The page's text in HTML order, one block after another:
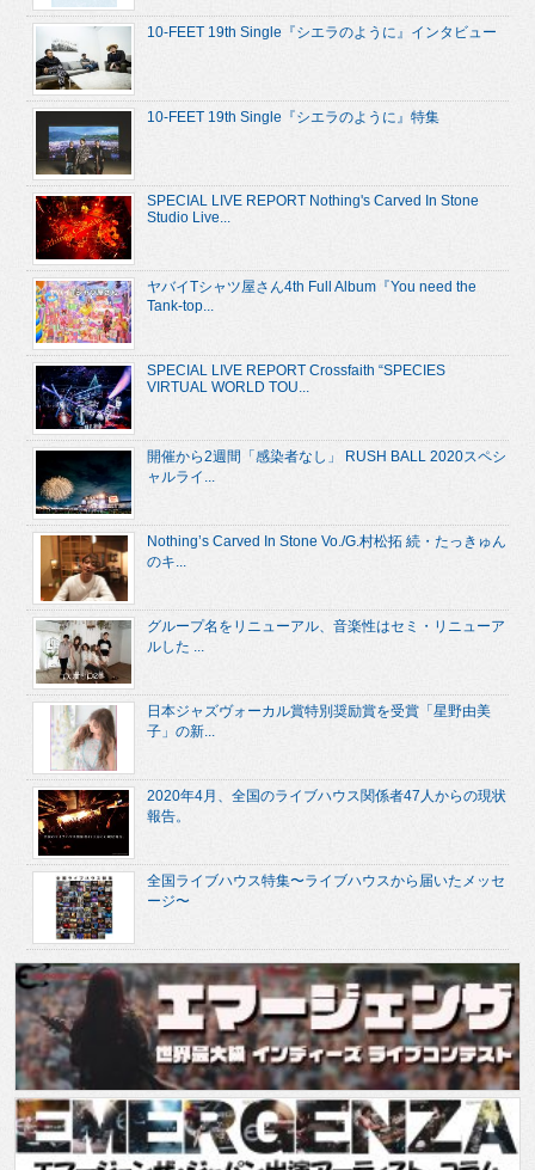
10-FEET 19th Single『シエラのように』インタビュー
10-FEET 19th Single『シエラのように』特集
SPECIAL LIVE REPORT Nothing's Carved In Stone
Studio Live...
ヤバイTシャツ屋さん4th Full Album『You need the
Tank-top...
SPECIAL LIVE REPORT Crossfaith “SPECIES
VIRTUAL WORLD TOU...
開催から2週間「感染者なし」 RUSH BALL 2020スペシ
ャルライ...
Nothing’s Carved In Stone Vo./G.村松拓 続・たっきゅん
のキ...
グループ名をリニューアル、音楽性はセミ・リニューア
ルした ...
日本ジャズヴォーカル賞特別奨励賞を受賞「星野由美
子」の新...
2020年4月、全国のライブハウス関係者47人からの現状
報告。
全国ライブハウス特集〜ライブハウスから届いたメッセ
ージ〜